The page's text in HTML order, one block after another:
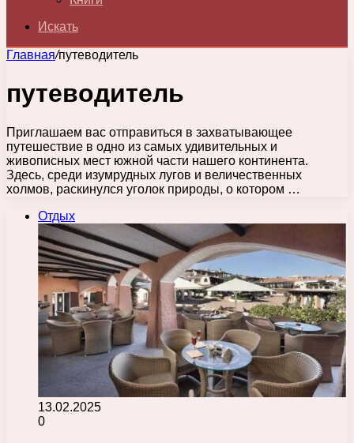
Искать
Главная/путеводитель
путеводитель
Приглашаем вас отправиться в захватывающее
путешествие в одно из самых удивительных и
живописных мест южной части нашего континента.
Здесь, среди изумрудных лугов и величественных
холмов, раскинулся уголок природы, о котором …
Отдых
13.02.2025
0